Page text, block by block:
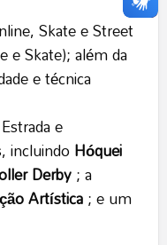
Skate e Street
e Skate); além da
e técnica
e
incluindo Hóquei
Derby; a
Artística; e um